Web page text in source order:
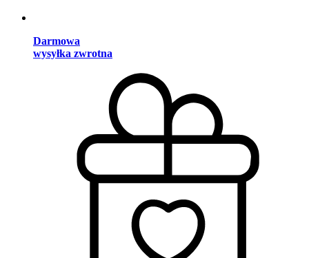
Darmowa
wysyłka zwrotna